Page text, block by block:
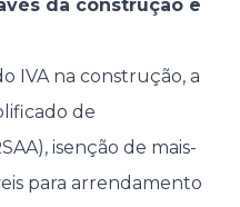
da construção e
IVA na construção, a
de
isenção de mais-
para arrendamento